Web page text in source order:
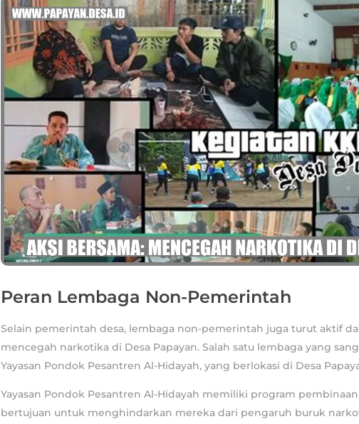
Peran Lembaga Non-Pemerintah
Selain pemerintah desa, lembaga non-pemerintah juga turut aktif
mencegah narkotika di Desa Papayan. Salah satu lembaga yang
Yayasan Pondok Pesantren Al-Hidayah, yang berlokasi di Desa
Yayasan Pondok Pesantren Al-Hidayah memiliki program
bertujuan untuk menghindarkan mereka dari pengaruh buruk